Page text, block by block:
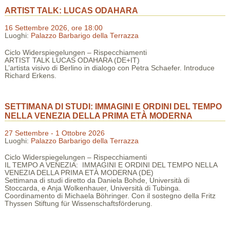
ARTIST TALK: LUCAS ODAHARA
16 Settembre 2026, ore 18:00
Luoghi: Palazzo Barbarigo della Terrazza
Ciclo Widerspiegelungen – Rispecchiamenti
ARTIST TALK LUCAS ODAHARA (DE+IT)
L’artista visivo di Berlino in dialogo con Petra Schaefer. Introduce
Richard Erkens.
SETTIMANA DI STUDI: IMMAGINI E ORDINI DEL TEMPO
NELLA VENEZIA DELLA PRIMA ETÀ MODERNA
27 Settembre - 1 Ottobre 2026
Luoghi: Palazzo Barbarigo della Terrazza
Ciclo Widerspiegelungen – Rispecchiamenti
IL TEMPO A VENEZIA: IMMAGINI E ORDINI DEL TEMPO NELLA
VENEZIA DELLA PRIMA ETÀ MODERNA (DE)
Settimana di studi diretto da Daniela Bohde, Università di
Stoccarda, e Anja Wolkenhauer, Università di Tubinga.
Coordinamento di Michaela Böhringer. Con il sostegno della Fritz
Thyssen Stiftung für Wissenschaftsförderung.